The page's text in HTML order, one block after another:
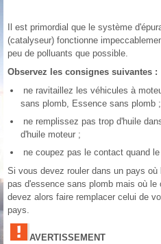
Il est primordial que le système
(catalyseur) fonctionne
peu de polluants que possible.
Observez les consignes suivantes :
ne ravitaillez les véhicules à
sans plomb, Essence sans plomb ;
ne remplissez pas trop d'huile
d'huile moteur ;
ne coupez pas le contact quand
Si vous devez rouler dans un pays
pas d'essence sans plomb mais où
devez alors faire remplacer celui de
pays.
AVERTISSEMENT